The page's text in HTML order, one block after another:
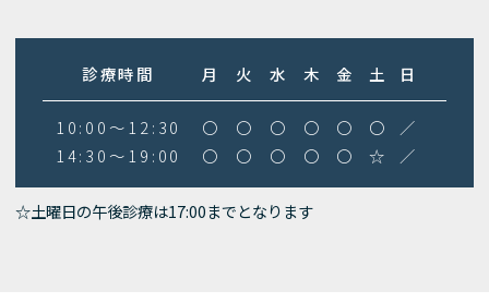
診療時間 月 火 水 木 金 土 日
10:00～12:30 〇 〇 〇 〇 〇 〇
／
14:30～19:00
〇 〇 〇 〇 〇 ☆ ／
☆土曜日の午後診療は17:00までとなります